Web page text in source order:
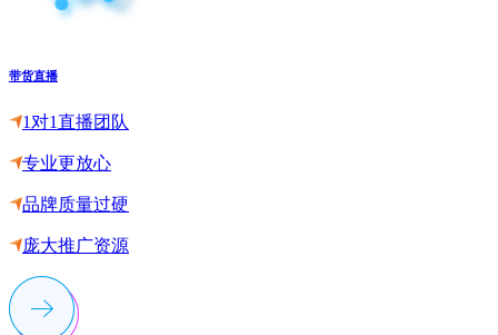
带货直播
1对1直播团队
专业更放心
品牌质量过硬
庞大推广资源